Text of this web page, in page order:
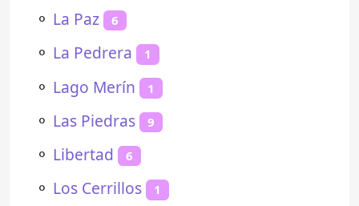
⚬ La Paz 6
⚬ La Pedrera 1
⚬ Lago Merín 1
⚬ Las Piedras 9
⚬ Libertad 6
⚬ Los Cerrillos 1